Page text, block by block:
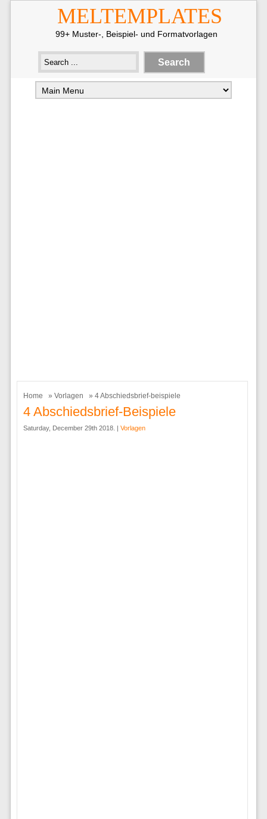
MELTEMPLATES
99+ Muster-, Beispiel- und Formatvorlagen
Home » Vorlagen » 4 Abschiedsbrief-beispiele
4 Abschiedsbrief-Beispiele
Saturday, December 29th 2018. | Vorlagen